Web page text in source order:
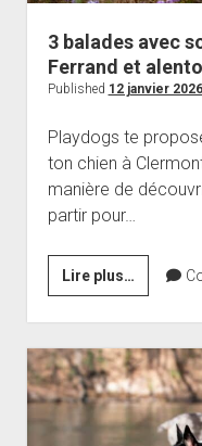
3 balades avec
Ferrand et
Published 12 janvier 2026
Playdogs te
ton chien à
manière de
partir pour…
Lire plus…
balades
avec
son
chien
à